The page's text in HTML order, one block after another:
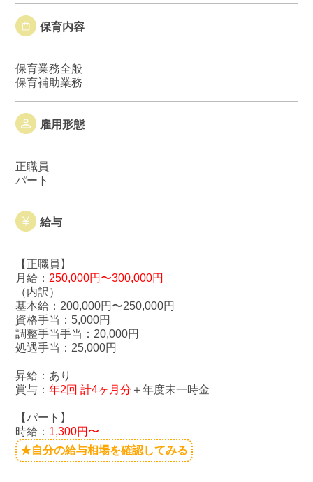
保育内容
保育業務全般
保育補助業務
雇用形態
正職員
パート
給与
【正職員】
月給： 250,000円〜300,000円
（内訳）
基本給：200,000円〜250,000円
資格手当：5,000円
調整手当手当：20,000円
処遇手当：25,000円
昇給：あり
賞与： 年2回 計4ヶ月分 ＋年度末一時金
【パート】
時給： 1,300円〜
★自分の給与相場を確認してみる